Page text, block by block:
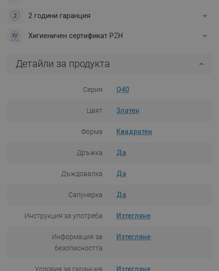
2 години гаранция
Хигиеничен сертификат PZH
Детайли за продукта
Серия Q40
Цвят Златен
Форма Квадратен
Дръжка Да
Дъждовалка Да
Сапунерка Да
Инструкция за употреба Изтегляне
Информация за
безопасността
Изтегляне
Условия за гаранция Изтегляне